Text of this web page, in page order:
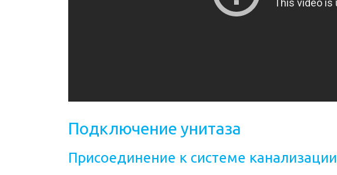
Подключение унитаза
Присоединение к системе канализации